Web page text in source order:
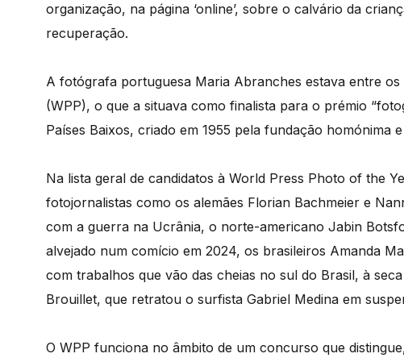
organização, na página ‘online’, sobre o calvário da
recuperação.
A fotógrafa portuguesa Maria Abranches estava entre
(WPP), o que a situava como finalista para o prémio
Países Baixos, criado em 1955 pela fundação homónima
Na lista geral de candidatos à World Press Photo of the
fotojornalistas como os alemães Florian Bachmeier e
com a guerra na Ucrânia, o norte-americano Jabin
alvejado num comício em 2024, os brasileiros Amanda
com trabalhos que vão das cheias no sul do Brasil, à
Brouillet, que retratou o surfista Gabriel Medina em
O WPP funciona no âmbito de um concurso que